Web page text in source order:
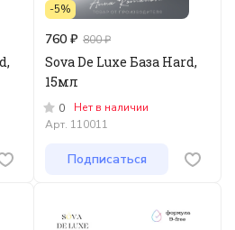
-5%
760 ₽ 800 ₽
Sova De Luxe База Hard,
15мл
0
Нет в наличии
Арт. 110011
Подписаться